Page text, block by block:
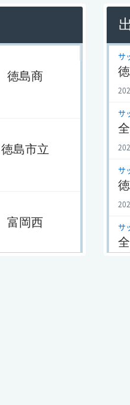
徳島商
徳島市立
富岡西
サ
サ
サ
サ